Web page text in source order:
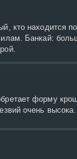
кто находится
Банкай:
форму
очень высока.